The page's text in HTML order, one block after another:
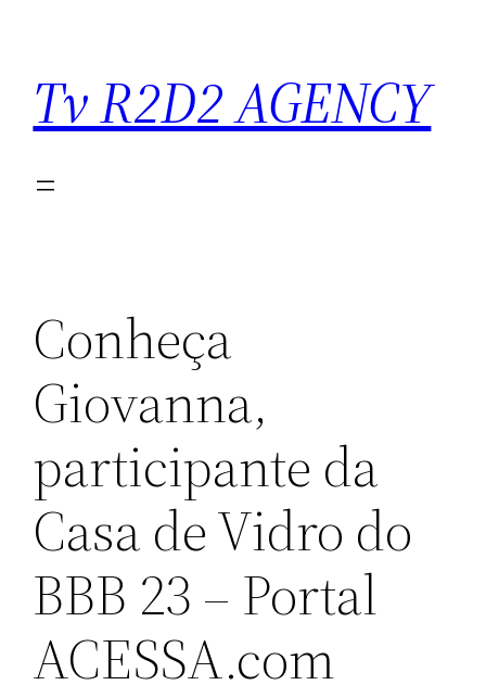
conteúdo
Tv R2D2 AGENCY
Conheça
Giovanna,
participante da
Casa de Vidro do
BBB 23 – Portal
ACESSA.com